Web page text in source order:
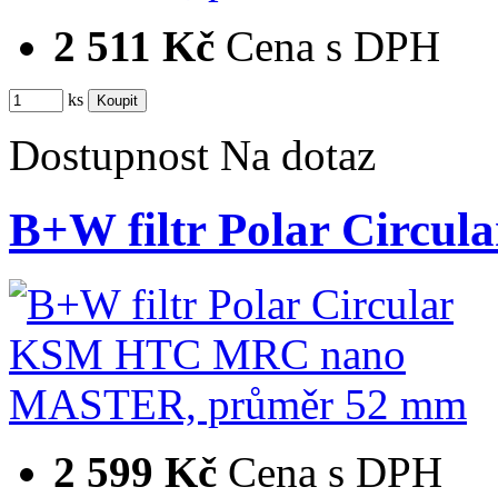
2 511 Kč Cena s DPH
ks
Dostupnost Na dotaz
B+W filtr Polar
2 599 Kč Cena s DPH